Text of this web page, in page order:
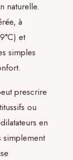
naturelle.
à
et
simples
prescrire
ou
en
simplement